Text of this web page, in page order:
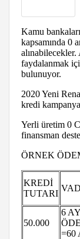
Kamu
kapsamında 0
faydalanmak
bulunuyor.
2020 Yeni
kredi
Yerli üretim 0
finansman
ÖRNEK
KREDİ
TUTARI
50.000
6 AY
=60